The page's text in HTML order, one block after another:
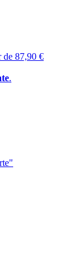
de 87,90 €
.